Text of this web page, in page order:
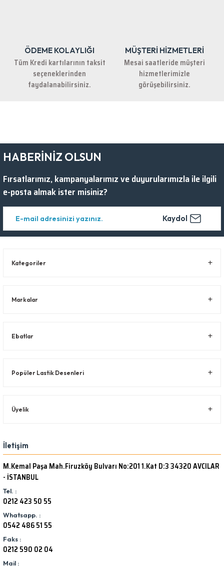
ÖDEME KOLAYLIĞI
Tüm Kredi kartılarının taksit
seçeneklerinden
faydalanabilirsiniz.
MÜŞTERİ HİZMETLERİ
Mesai saatleride müşteri
hizmetlerimizle
görüşebilirsiniz.
HABERİNİZ OLSUN
Fırsatlarımız, kampanyalarımız ve duyurularımızla ile ilgili
e-posta almak ister misiniz?
Kaydol
Kategoriler
Markalar
Ebatlar
Popüler Lastik Desenleri
Üyelik
İletişim
M.Kemal Paşa Mah.Firuzköy Bulvarı No:201 1.Kat D:3 34320 AVCILAR
- İSTANBUL
Tel. :
0212 423 50 55
Whatsapp. :
0542 486 51 55
Faks :
0212 590 02 04
Mail :